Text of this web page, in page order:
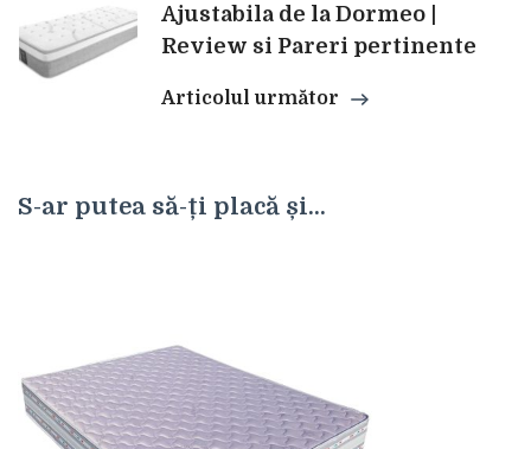
Ajustabila de la Dormeo |
Review si Pareri pertinente
Articolul următor
S-ar putea să-ți placă și...